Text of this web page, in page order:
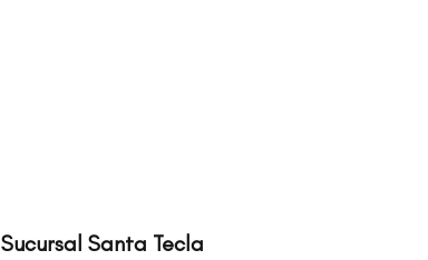
Sucursal Santa Tecla